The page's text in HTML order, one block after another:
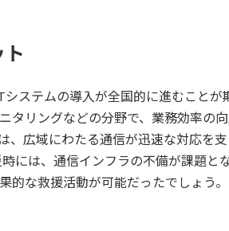
ステムの導入が全国的に進むことが
タリングなどの分野で、業務効率の
、広域にわたる通信が迅速な対応を
には、通信インフラの不備が課題と
的な救援活動が可能だったでしょう。